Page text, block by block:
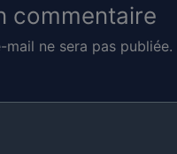
commentaire
mail ne sera pas publiée.